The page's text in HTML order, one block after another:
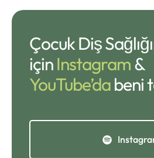
Çocuk Diş
içinInstagram&
YouTube’dabeni